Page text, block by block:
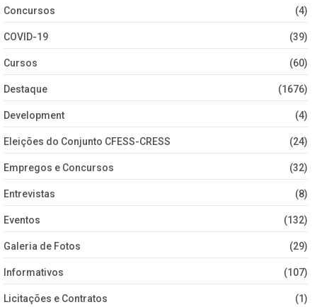
Concursos (4)
COVID-19 (39)
Cursos (60)
Destaque (1676)
Development (4)
Eleições do Conjunto CFESS-CRESS (24)
Empregos e Concursos (32)
Entrevistas (8)
Eventos (132)
Galeria de Fotos (29)
Informativos (107)
Licitações e Contratos (1)